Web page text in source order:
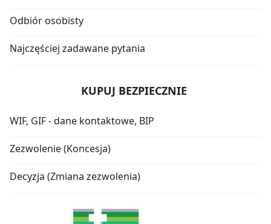
Odbiór osobisty
Najczęściej zadawane pytania
KUPUJ BEZPIECZNIE
WIF, GIF - dane kontaktowe, BIP
Zezwolenie (Koncesja)
Decyzja (Zmiana zezwolenia)